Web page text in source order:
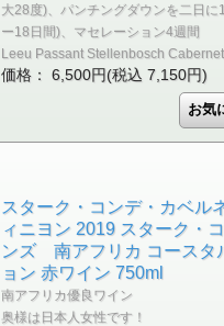
大28度)、パンチングダウンを二日に
ー18日間)、マセレーション4週間
Leeu Passant Stellenbosch
価格： 6,500円(税込 7,150円)
スターク・コンデ・カベル
ィニヨン 2019 スターク・
ンズ 南アフリカ コースタ
ョン 赤ワイン 750ml
南アフリカ優良ワイン
奥様は日本人女性です！